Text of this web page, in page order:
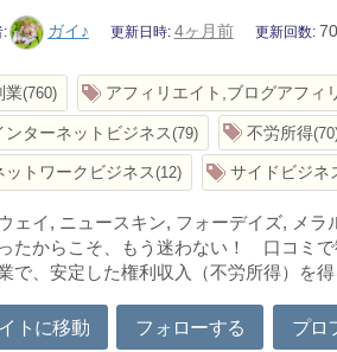
ガイ♪ 更新日時 4ヶ月前 更新回数
業 760 アフィリエイト,ブログアフィ
ンターネットビジネス 79 不労所得 70
ットワークビジネス 12 サイドビジネ
ェイ, ニュースキン, フォーデイズ, メ
たからこそ、もう迷わない！ 口コミ
で、安定した権利収入（不労所得）を
トに移動 フォローする プロ